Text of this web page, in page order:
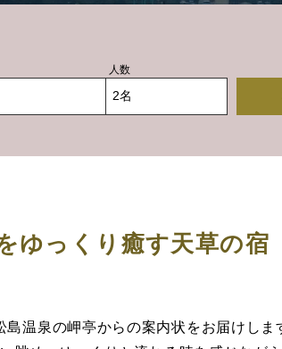
人数
ゆっくり癒す天草の宿
島温泉の岬亭からの案内状をお届けしま